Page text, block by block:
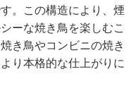
。この構造により、煙
ーな焼き鳥を楽しむこ
き鳥やコンビニの焼き
り本格的な仕上がりに